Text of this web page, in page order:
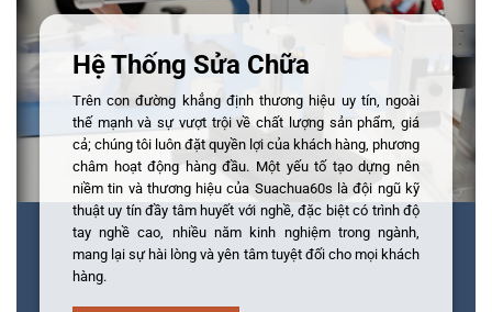
Hệ Thống Sửa Chữa
Trên con đường khẳng định thương hiệu uy tín, ngoài
thế mạnh và sự vượt trội về chất lượng sản phẩm, giá
cả; chúng tôi luôn đặt quyền lợi của khách hàng, phương
châm hoạt động hàng đầu. Một yếu tố tạo dựng nên
niềm tin và thương hiệu của Suachua60s là đội ngũ kỹ
thuật uy tín đầy tâm huyết với nghề, đặc biệt có trình độ
tay nghề cao, nhiều năm kinh nghiệm trong ngành,
mang lại sự hài lòng và yên tâm tuyệt đối cho mọi khách
hàng.